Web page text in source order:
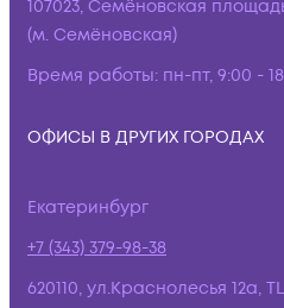
107023, Семёновская
(м. Семёновская)
Время работы: пн-пт, 9:00 -
ОФИСЫ В ДРУГИХ ГОРОДАХ
Екатеринбург
+7 (343) 379-98-38
620110, ул.Краснолесья 12а,